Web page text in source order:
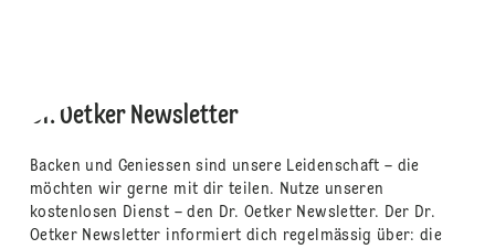
Dr. Oetker Newsletter
Backen und Geniessen sind unsere Leidenschaft – die
möchten wir gerne mit dir teilen. Nutze unseren
kostenlosen Dienst – den Dr. Oetker Newsletter. Der Dr.
Oetker Newsletter informiert dich regelmässig über: die